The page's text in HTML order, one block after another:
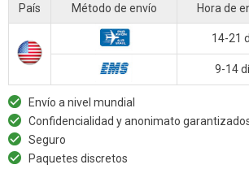
País Método de envío Hora de
14-21
9-14
Envío a nivel mundial
Confidencialidad y anonimato
Seguro
Paquetes discretos